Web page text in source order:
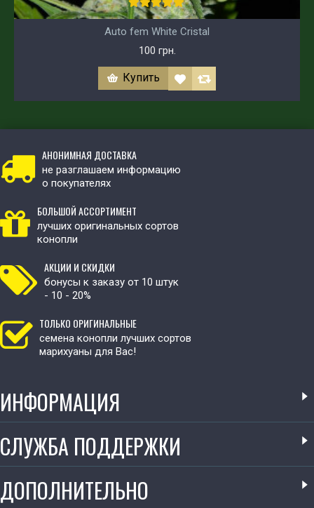
Auto fem White Cristal
100 грн.
Купить
АНОНИМНАЯ ДОСТАВКА
не разглашаем информацию
о покупателях
БОЛЬШОЙ АССОРТИМЕНТ
лучших оригинальных сортов
конопли
АКЦИИ И СКИДКИ
бонусы к заказу от 10 штук
- 10 - 20%
ТОЛЬКО ОРИГИНАЛЬНЫЕ
семена конопли лучших сортов
марихуаны для Вас!
ИНФОРМАЦИЯ
СЛУЖБА ПОДДЕРЖКИ
ДОПОЛНИТЕЛЬНО